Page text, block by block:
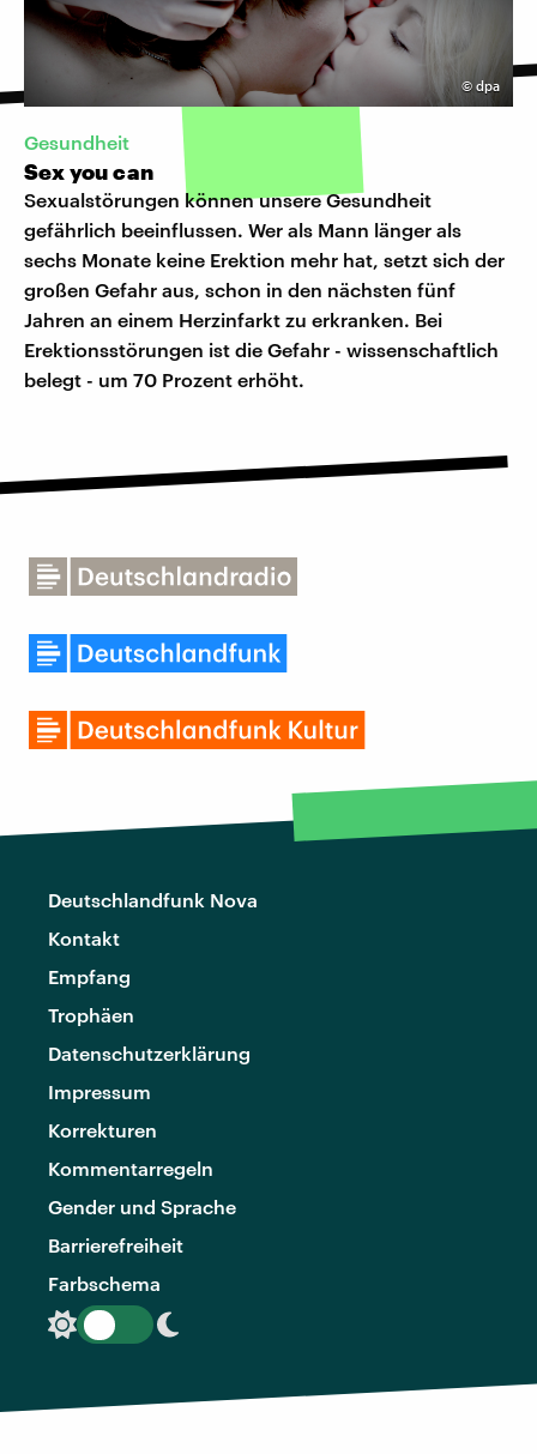
© dpa
Gesundheit
Sex you can
Sexualstörungen können unsere Gesundheit
gefährlich beeinflussen. Wer als Mann länger als
sechs Monate keine Erektion mehr hat, setzt sich der
großen Gefahr aus, schon in den nächsten fünf
Jahren an einem Herzinfarkt zu erkranken. Bei
Erektionsstörungen ist die Gefahr - wissenschaftlich
belegt - um 70 Prozent erhöht.
Deutschlandfunk Nova
Kontakt
Empfang
Trophäen
Datenschutzerklärung
Impressum
Korrekturen
Kommentarregeln
Gender und Sprache
Barrierefreiheit
Farbschema